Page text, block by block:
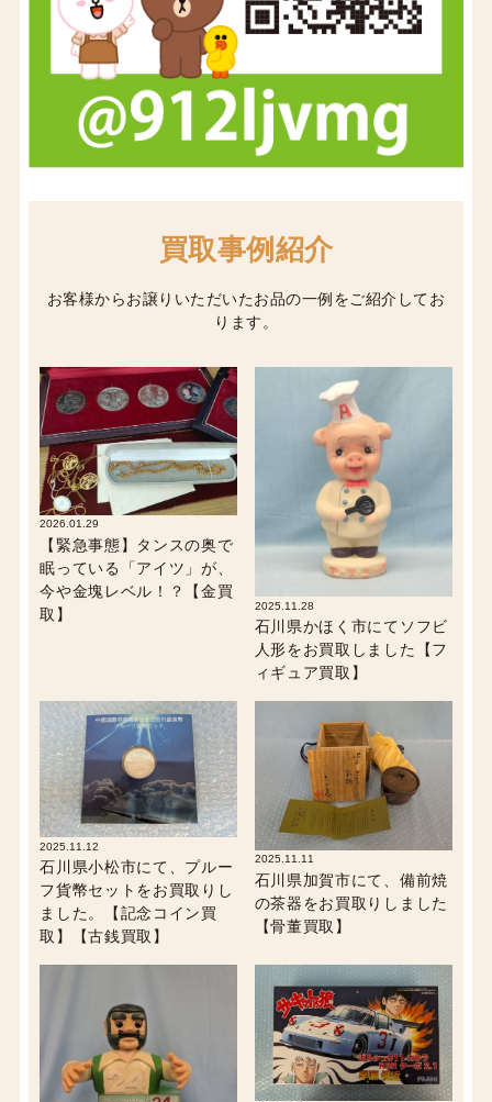
買取事例紹介
お客様からお譲りいただいたお品の一例をご紹介してお
ります。
2026.01.29
【緊急事態】タンスの奥で
眠っている「アイツ」が、
今や金塊レベル！？【金買
取】
2025.11.28
石川県かほく市にてソフビ
人形をお買取しました【フ
ィギュア買取】
2025.11.12
石川県小松市にて、プルー
フ貨幣セットをお買取りし
ました。【記念コイン買
取】【古銭買取】
2025.11.11
石川県加賀市にて、備前焼
の茶器をお買取りしました
【骨董買取】